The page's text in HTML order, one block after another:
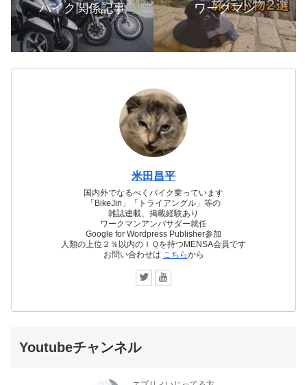
バイク関係記事 ワークマン
米田昌平
国内外でなるべくバイク乗っています
「BikeJin」「トライアングル」等の
雑誌連載、掲載経験あり
ワークマンアンバサダー就任
Google for Wordpress Publisher参加
人類の上位２％以内のＩＱを持つMENSA会員です
お問い合わせは こちらから
Youtubeチャンネル